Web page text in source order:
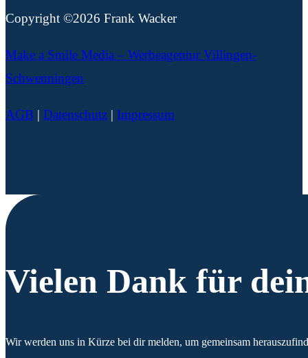
Copyright ©2026 Frank Wacker
Make a Smile Media – Werbeagentur Villingen-
Schwenningen
AGB | Datenschutz | Impressum
Vielen Dank für
Wir werden uns in Kürze bei dir melden, um gemeinsam